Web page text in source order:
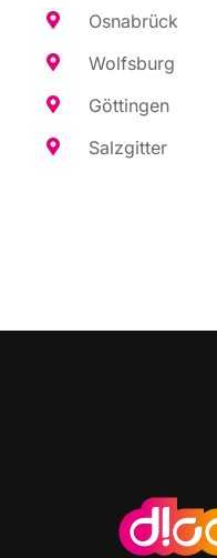
Osna­brück
Wolfs­burg
Göt­tin­gen
Salz­git­ter